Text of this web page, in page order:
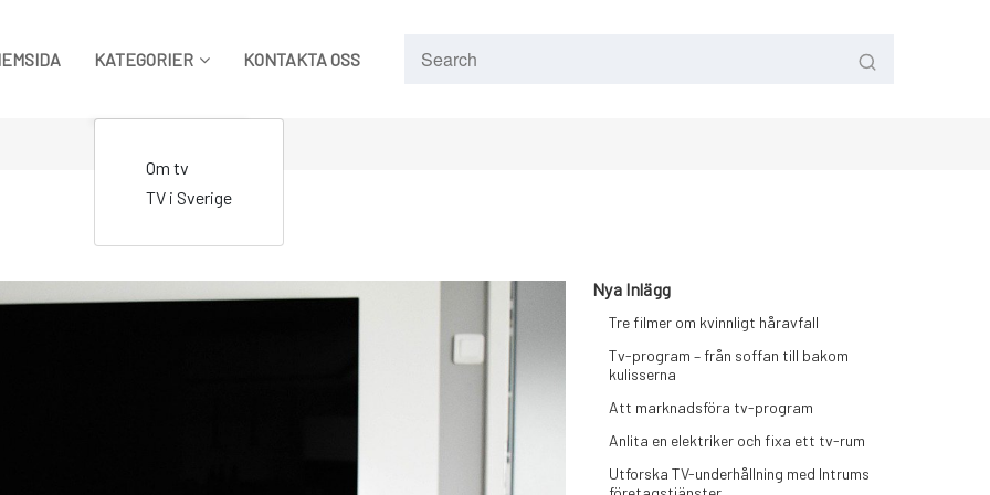
KATEGORIER
Om tv
TV i Sverige
KONTAKTA OSS
Nya Inlägg
Tre filmer om kvinnligt håravfall
Tv-program – från soffan till bakom
kulisserna
Att marknadsföra tv-program
Anlita en elektriker och fixa ett tv-rum
Utforska TV-underhållning med Intrums